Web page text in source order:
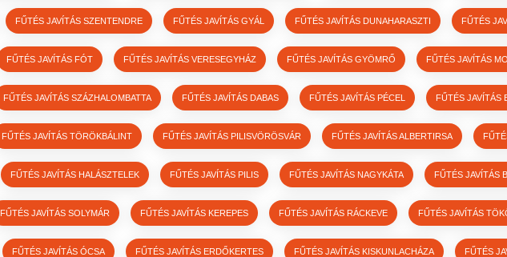
FŰTÉS JAVÍTÁS SZENTENDRE FŰTÉS JAVÍTÁS GYÁL FŰTÉS JAVÍTÁS DUNAHARASZTI FŰTÉS
FŰTÉS JAVÍTÁS FÓT FŰTÉS JAVÍTÁS VERESEGYHÁZ FŰTÉS JAVÍTÁS GYÖMRŐ FŰTÉS JAVÍTÁS
FŰTÉS JAVÍTÁS SZÁZHALOMBATTA FŰTÉS JAVÍTÁS DABAS FŰTÉS JAVÍTÁS PÉCEL FŰTÉS JAVÍTÁS
FŰTÉS JAVÍTÁS TÖRÖKBÁLINT FŰTÉS JAVÍTÁS PILISVÖRÖSVÁR FŰTÉS JAVÍTÁS ALBERTIRSA
FŰTÉS JAVÍTÁS HALÁSZTELEK FŰTÉS JAVÍTÁS PILIS FŰTÉS JAVÍTÁS NAGYKÁTA FŰTÉS JAVÍTÁS
FŰTÉS JAVÍTÁS SOLYMÁR FŰTÉS JAVÍTÁS KEREPES FŰTÉS JAVÍTÁS RÁCKEVE FŰTÉS JAVÍTÁS
FŰTÉS JAVÍTÁS ÓCSA FŰTÉS JAVÍTÁS ERDŐKERTES FŰTÉS JAVÍTÁS KISKUNLACHÁZA FŰTÉS